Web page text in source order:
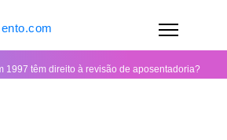
1997 têm direito à revisão de aposentadoria?